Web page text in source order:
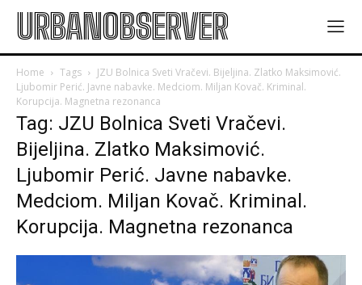
URBANOBSERVER
Home Tags
JZU Bolnica Sveti Vračevi. Bijeljina. Zlatko Maksimović.
Ljubomir Perić. Javne nabavke. Medciom. Miljan Kovač. Kriminal.
Korupcija. Magnetna rezonanca
Tag: JZU Bolnica Sveti Vračevi.
Bijeljina. Zlatko Maksimović.
Ljubomir Perić. Javne nabavke.
Medciom. Miljan Kovač. Kriminal.
Korupcija. Magnetna rezonanca